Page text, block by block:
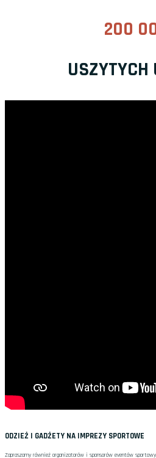
200
USZYTYCH
ODZIEŻ I GADŻETY NA IMPREZY SPORTOWE
Zapraszamy również organizatorów i sponsorów eventów